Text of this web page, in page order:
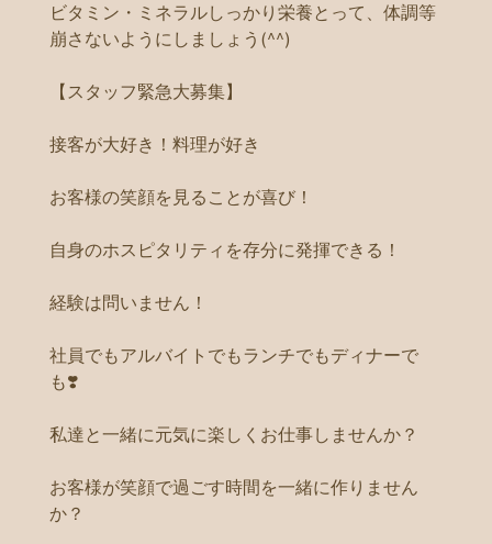
ビタミン・ミネラルしっかり栄養とって、体調等
崩さないようにしましょう(^^)
【スタッフ緊急大募集】
接客が大好き！料理が好き
お客様の笑顔を見ることが喜び！
自身のホスピタリティを存分に発揮できる！
経験は問いません！
社員でもアルバイトでもランチでもディナーで
も❣️
私達と一緒に元気に楽しくお仕事しませんか？
お客様が笑顔で過ごす時間を一緒に作りません
か？